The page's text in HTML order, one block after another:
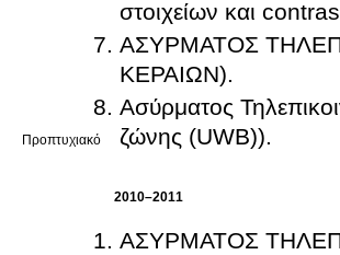
Προπτυχιακό
στοιχείων και
ΑΣΥΡΜΑΤΟΣ
ΚΕΡΑΙΩΝ).
Ασύρματος
ζώνης (UWB)).
2010–2011
ΑΣΥΡΜΑΤΟΣ